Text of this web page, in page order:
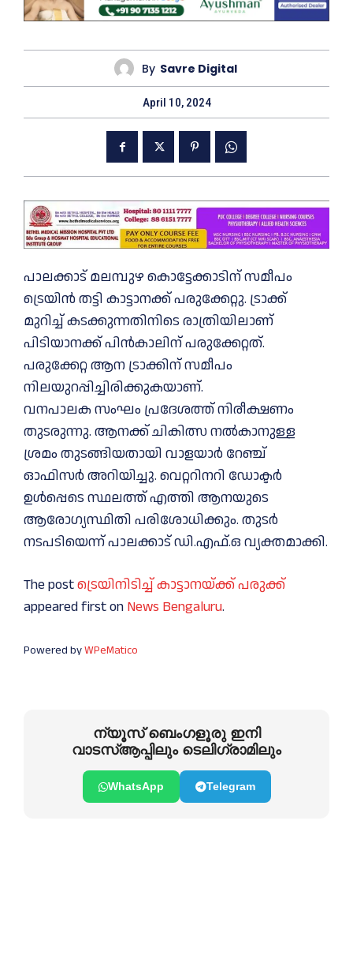
By Savre Digital
April 10, 2024
പാലക്കാട്‌ മലമ്പുഴ കൊട്ടേക്കാടിന് സമീപം
ട്രെയിൻ തട്ടി കാട്ടാനക്ക് പരുക്കേറ്റു. ട്രാക്ക്
മുറിച്ച്‌ കടക്കുന്നതിനിടെ രാത്രിയിലാണ്
പിടിയാനക്ക് പിൻകാലിന് പരുക്കേറ്റത്.
പരുക്കേറ്റ ആന ട്രാക്കിന് സമീപം
നിലയുറപ്പിച്ചിരിക്കുകയാണ്.
വനപാലക സംഘം പ്രദേശത്ത് നിരീക്ഷണം
തുടരുന്നു. ആനക്ക് ചികിത്സ നല്‍കാനുള്ള
ശ്രമം തുടങ്ങിയതായി വാളയാർ റേഞ്ച്
ഓഫിസർ അറിയിച്ചു. വെറ്ററിനറി ഡോക്ടർ
ഉള്‍പ്പെടെ സ്ഥലത്ത് എത്തി ആനയുടെ
ആരോഗ്യസ്ഥിതി പരിശോധിക്കും. തുടർ
നടപടിയെന്ന് പാലക്കാട് ഡി.എഫ്.ഒ വ്യക്തമാക്കി.
The postട്രെയിനിടിച്ച്‌ കാട്ടാനയ്ക്ക് പരുക്ക്
appeared first on News Bengaluru.
Powered byWPeMatico
ന്യൂസ് ബെംഗളൂരു ഇനി
വാടസ്ആപ്പിലും ടെലിഗ്രാമിലും
WhatsApp Telegram